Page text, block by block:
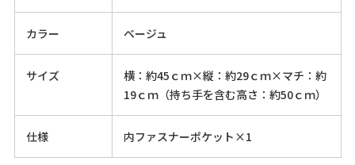
カラー ベージュ
サイズ
横：約45ｃｍ×縦：約29ｃｍ×マチ：約
19ｃｍ（持ち手を含む高さ：約50ｃｍ）
仕様 内ファスナーポケット×1